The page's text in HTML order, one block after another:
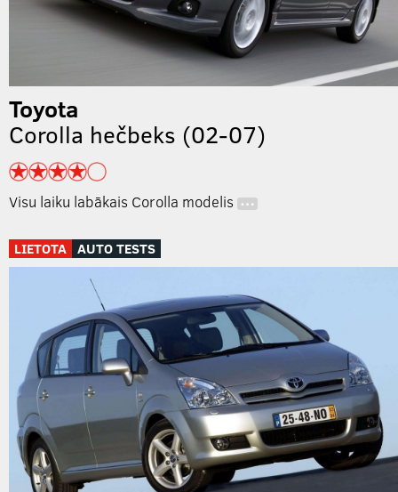
Toyota
Corolla hečbeks (02-07)
Visu laiku labākais Corolla modelis …
LIETOTA AUTO TESTS